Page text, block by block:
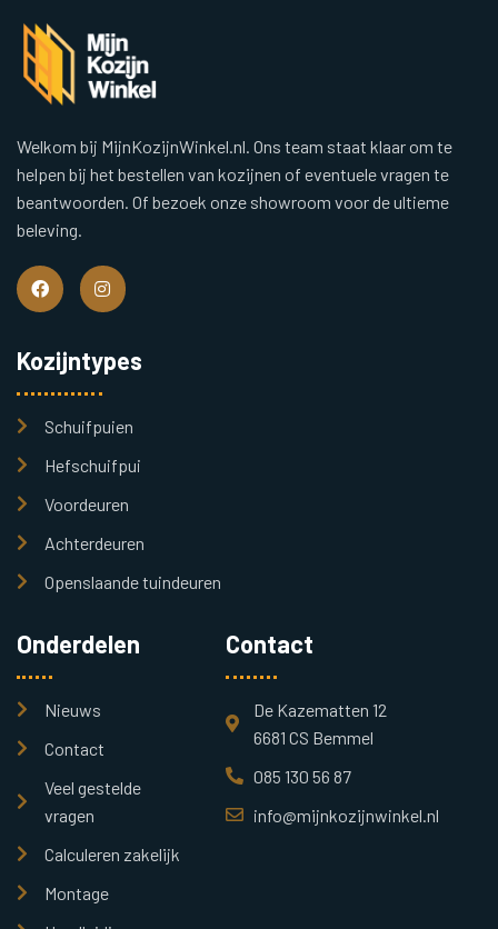
Welkom bij MijnKozijnWinkel.nl. Ons team staat klaar om te
helpen bij het bestellen van kozijnen of eventuele vragen te
beantwoorden. Of bezoek onze showroom voor de ultieme
beleving.
Kozijntypes
Schuifpuien
Hefschuifpui
Voordeuren
Achterdeuren
Openslaande tuindeuren
Onderdelen
Nieuws
Contact
Veel gestelde
vragen
Calculeren zakelijk
Montage
Contact
De Kazematten 12
6681 CS Bemmel
085 130 56 87
info@mijnkozijnwinkel.nl